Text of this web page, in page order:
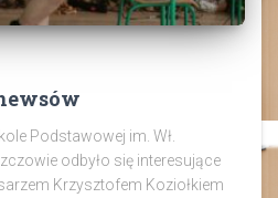
Podstawowej im. Wł.
odbyło się interesujące
Krzysztofem Koziołkiem